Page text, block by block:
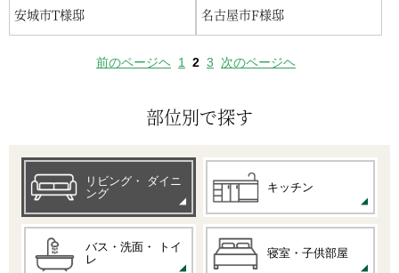
部位別で探す
リビング・
ダイニ
ング
キッチン
バス・洗面・
トイ
レ
寝室・子供部屋
安城市T様邸 名古屋市F様邸
前のページヘ 1 2 3 次のページヘ